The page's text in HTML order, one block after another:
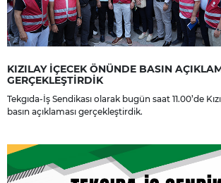
KIZILAY İÇECEK ÖNÜNDE BASIN
GERÇEKLEŞTİRDİK
Tekgıda-İş Sendikası olarak bugün saat 11.00’de
basın açıklaması gerçekleştirdik.